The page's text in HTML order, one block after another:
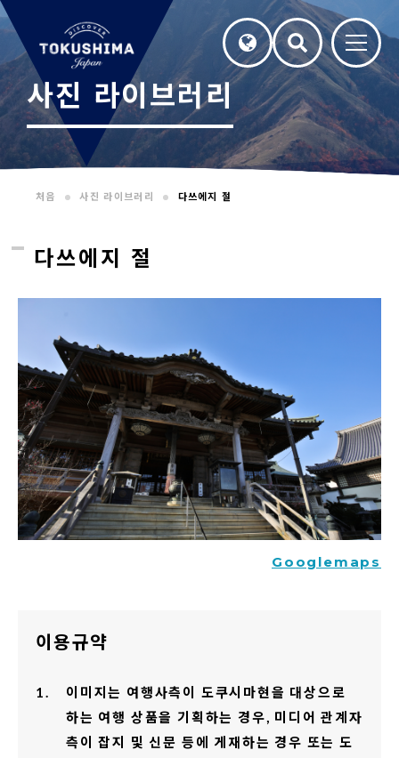
사진 라이브러리
처음 사진 라이브러리 다쓰에지 절
다쓰에지 절
Googlemaps
이용규약
이미지는 여행사측이 도쿠시마현을 대상으로
하는 여행 상품을 기획하는 경우, 미디어 관계자
측이 잡지 및 신문 등에 게재하는 경우 또는 도